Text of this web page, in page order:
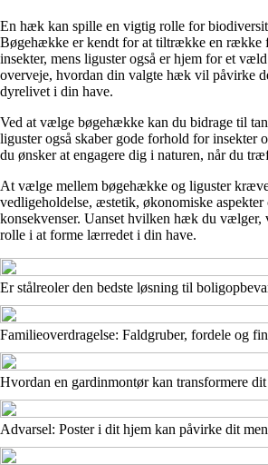
En hæk kan spille en vigtig rolle for
Bøgehække er kendt for at tiltrække en række
insekter, mens liguster også er hjem for et
overveje, hvordan din valgte hæk vil påvirke
dyrelivet i din have.
Ved at vælge bøgehække kan du bidrage til
liguster også skaber gode forhold for insekter
du ønsker at engagere dig i naturen, når du
At vælge mellem bøgehække og liguster
vedligeholdelse, æstetik, økonomiske
konsekvenser. Uanset hvilken hæk du vælger,
rolle i at forme lærredet i din have.
Er stålreoler den bedste løsning til
Familieoverdragelse: Faldgruber, fordele og
Hvordan en gardinmontør kan transformere
Advarsel: Poster i dit hjem kan påvirke dit